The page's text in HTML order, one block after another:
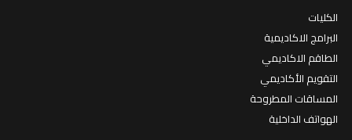
الكليات
البرامج الاكاديمية
الطاقم الاكاديمي
التقويم الأكاديمي
المساقات المطروحة
الهواتف الداخلية